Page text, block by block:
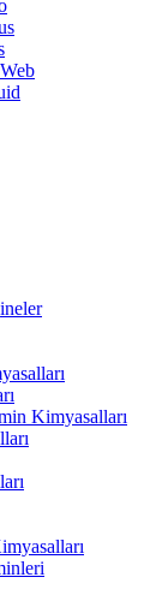
Kimyasalları